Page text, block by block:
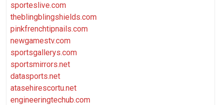
sporteslive.com
theblingblingshields.com
pinkfrenchtipnails.com
newgamestv.com
sportsgallerys.com
sportsmirrors.net
datasports.net
atasehirescortu.net
engineeringtechub.com